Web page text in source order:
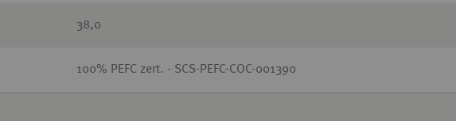
38,0
100% PEFC zert. - SCS-PEFC-COC-001390